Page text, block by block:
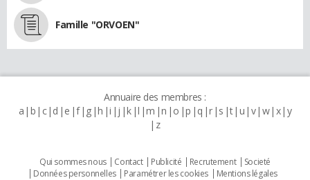
Famille "ORVOEN"
Annuaire des membres :
a b c d e f g h i j k l m n o p q r s t u v w x y
z
Qui sommes nous Contact Publicité Recrutement
Societé
Données personnelles
Paramétrer les cookies
Mentions légales